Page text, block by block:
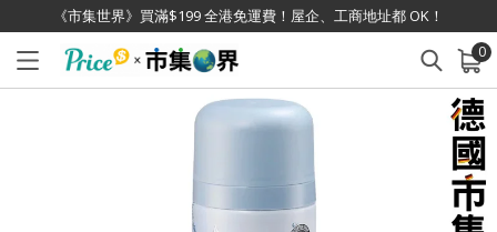
《市集世界》買滿$199 全港免運費！屋企、工商地址都 OK！
0
已加入購物車 查看